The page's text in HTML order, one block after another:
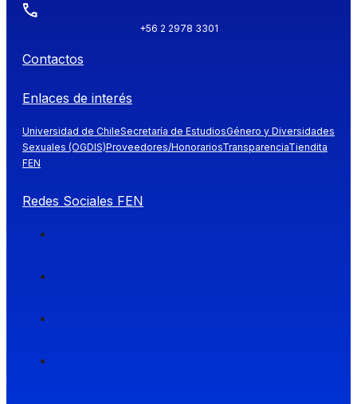
+56 2 2978 3301
Contactos
Enlaces de interés
Universidad de ChileSecretaría de EstudiosGénero y Diversidades
Sexuales (OGDIS)Proveedores/HonorariosTransparenciaTiendita
FEN
Redes Sociales FEN